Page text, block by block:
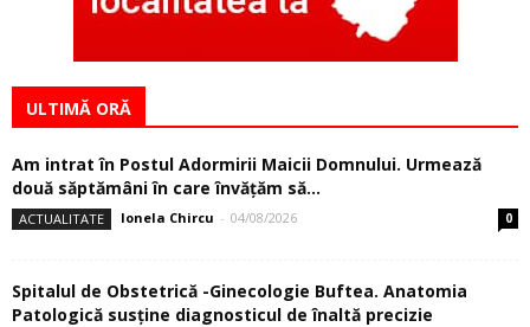
ULTIMĂ ORĂ
Am intrat în Postul Adormirii Maicii Domnului. Urmează
două săptămâni în care învăţăm să...
ACTUALITATE Ionela Chircu - 04/08/2026 0
Spitalul de Obstetrică -Ginecologie Buftea. Anatomia
Patologică susţine diagnosticul de înaltă precizie